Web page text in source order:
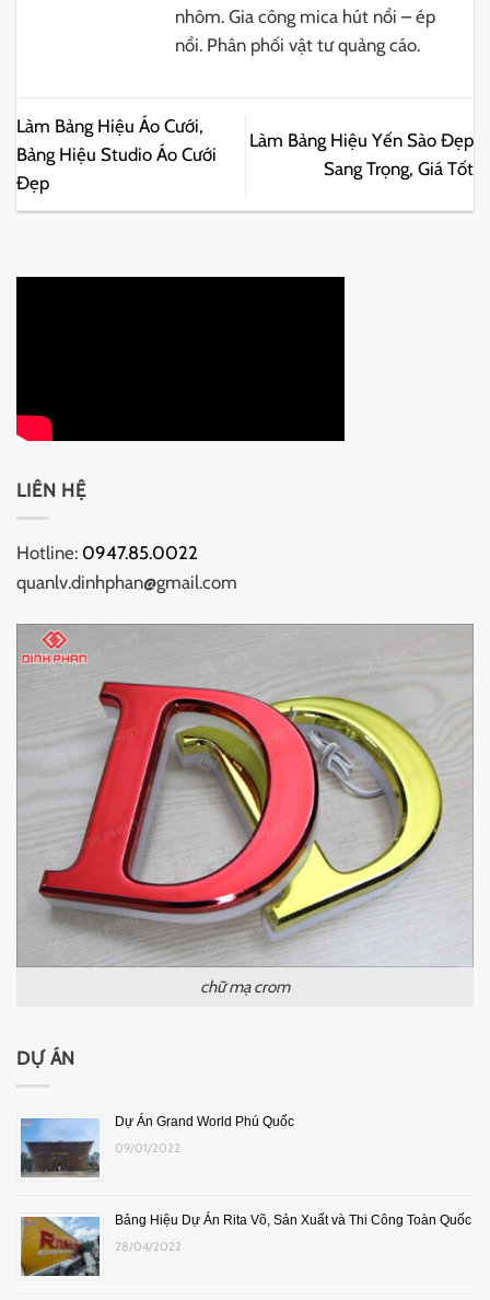
nhôm. Gia công mica hút nổi – ép
nổi. Phân phối vật tư quảng cáo.
Làm Bảng Hiệu Áo Cưới,
Bảng Hiệu Studio Áo Cưới
Đẹp
Làm Bảng Hiệu Yến Sào Đẹp
Sang Trọng, Giá Tốt
LIÊN HỆ
Hotline: 0947.85.0022
quanlv.dinhphan@gmail.com
chữ mạ crom
DỰ ÁN
Dự Án Grand World Phú Quốc
09/01/2022
Bảng Hiệu Dự Án Rita Võ, Sản Xuất và Thi Công Toàn Quốc
28/04/2022